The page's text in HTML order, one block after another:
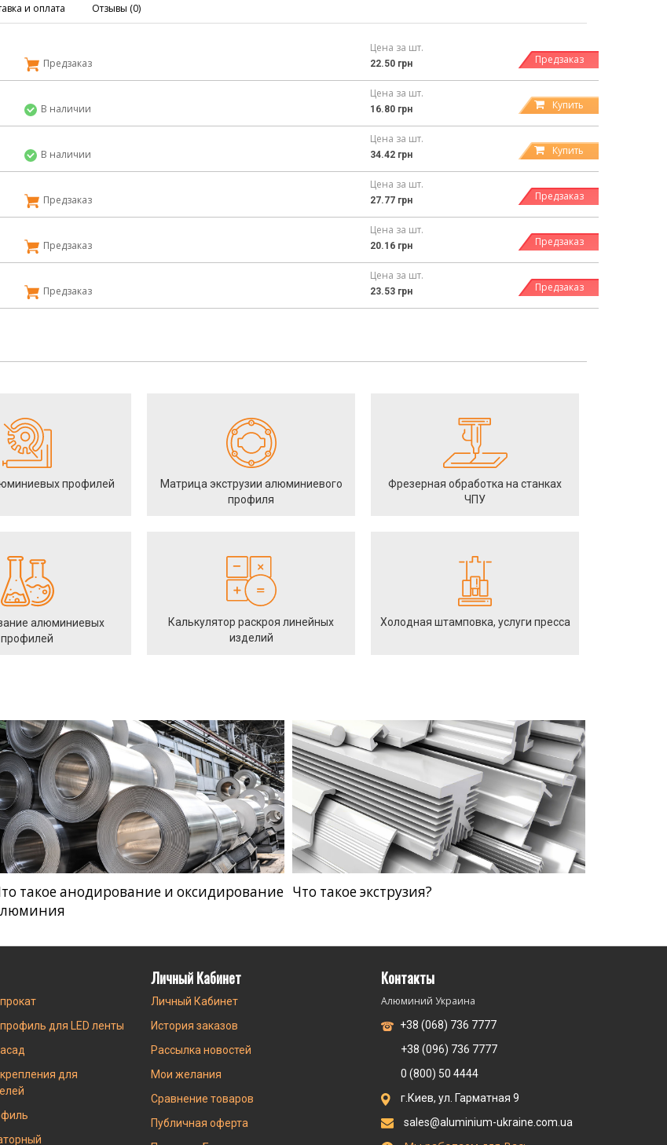
и оплата Отзывы (0)
Предзаказ
Цена за шт.
22.50 грн Предзаказ
В наличии
Цена за шт.
16.80 грн Купить
В наличии
Цена за шт.
34.42 грн Купить
Предзаказ
Цена за шт.
27.77 грн Предзаказ
Предзаказ
Цена за шт.
20.16 грн Предзаказ
Предзаказ
Цена за шт.
23.53 грн Предзаказ
профилей
Матрица экструзии алюминиевого
профиля
Фрезерная обработка на станках
ЧПУ
алюминиевых
профилей
Калькулятор раскроя линейных
изделий
Холодная штамповка, услуги пресса
такое анодирование и оксидирование Что такое экструзия?
для LED ленты
для
Личный Кабинет
Личный Кабинет
История заказов
Рассылка новостей
Мои желания
Сравнение товаров
Публичная оферта
Контакты
Алюминий Украина
+38 (068) 736 7777
+38 (096) 736 7777
0 (800) 50 4444
г.Киев, ул. Гарматная 9
sales@aluminium-ukraine.com.ua